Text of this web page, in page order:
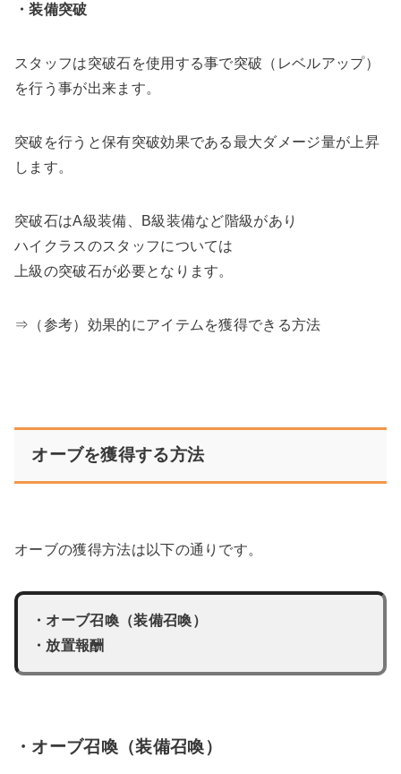
・装備突破
スタッフは突破石を使用する事で突破（レベルアップ）
を行う事が出来ます。
突破を行うと保有突破効果である最大ダメージ量が上昇
します。
突破石はA級装備、B級装備など階級があり
ハイクラスのスタッフについては
上級の突破石が必要となります。
⇒（参考）効果的にアイテムを獲得できる方法
オーブを獲得する方法
オーブの獲得方法は以下の通りです。
・オーブ召喚（装備召喚）
・放置報酬
・オーブ召喚（装備召喚）